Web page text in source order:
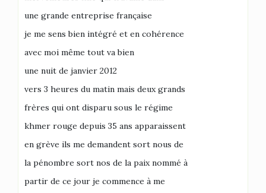
une grande entreprise française
je me sens bien intégré et en cohérence
avec moi même tout va bien
une nuit de janvier 2012
vers 3 heures du matin mais deux grands
frères qui ont disparu sous le régime
khmer rouge depuis 35 ans apparaissent
en grève ils me demandent sort nous de
la pénombre sort nos de la paix nommé à
partir de ce jour je commence à me